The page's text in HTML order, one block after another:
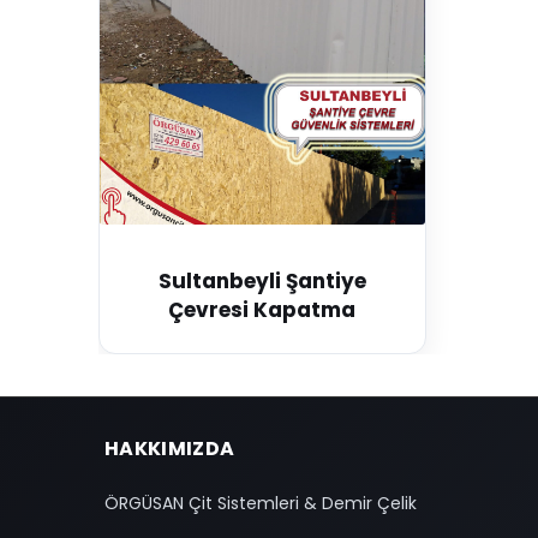
Sultanbeyli Şantiye
Çevresi Kapatma
HAKKIMIZDA
ÖRGÜSAN Çit Sistemleri & Demir Çelik